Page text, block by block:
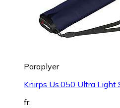
Paraplyer
Knirps Us.050 Ultra Light
fr.